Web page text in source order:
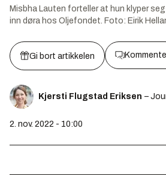
Misbha Lauten forteller at hun klyper
inn døra hos Oljefondet. Foto: Eirik
Gi bort artikkelen
Kjersti Flugstad Eriksen –
2. nov. 2022 - 10:00